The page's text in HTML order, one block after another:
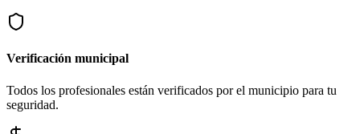
Verificación municipal
Todos los profesionales están verificados por el municipio para tu
seguridad.